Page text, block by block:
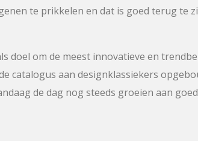
te prikkelen en dat is goed terug te
doel om de meest innovatieve en
catalogus aan designklassiekers
de dag nog steeds groeien aan